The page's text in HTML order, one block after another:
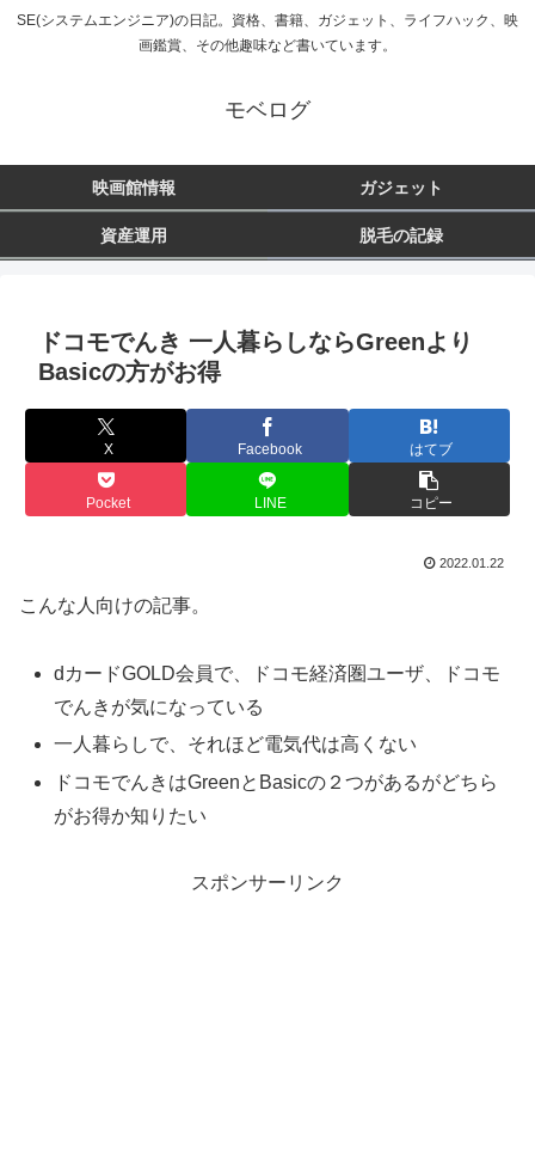
SE(システムエンジニア)の日記。資格、書籍、ガジェット、ライフハック、映
画鑑賞、その他趣味など書いています。
モベログ
映画館情報 ガジェット
資産運用 脱毛の記録
ドコモでんき 一人暮らしならGreenより
Basicの方がお得
X Facebook はてブ
Pocket LINE コピー
2022.01.22
こんな人向けの記事。
dカードGOLD会員で、ドコモ経済圏ユーザ、ドコモ
でんきが気になっている
一人暮らしで、それほど電気代は高くない
ドコモでんきはGreenとBasicの２つがあるがどちら
がお得か知りたい
スポンサーリンク